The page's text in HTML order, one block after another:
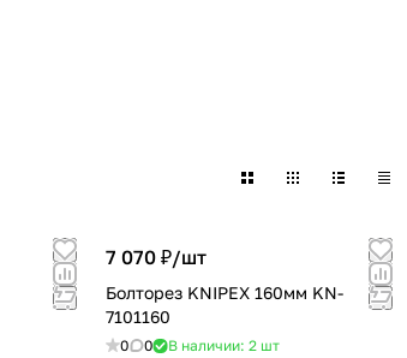
7 070 ₽/шт
Болторез KNIPEX 160мм KN-
7101160
0 0 В наличии: 2 шт